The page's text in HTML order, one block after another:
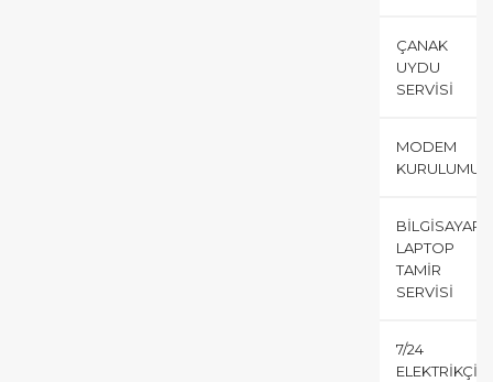
ÇANAK
UYDU
SERVISI
MODEM
KURULUMU
BILGISAYAR
LAPTOP
TAMIR
SERVISI
7/24
ELEKTRIKÇI